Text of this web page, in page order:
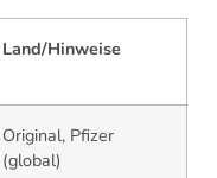
Land/Hinweise
Original, Pfizer
(global)